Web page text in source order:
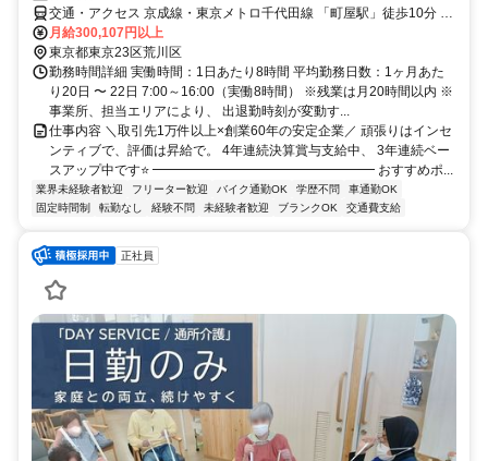
交通・アクセス 京成線・東京メトロ千代田線 「町屋駅」徒歩10分 東
京さくらトラム(都電荒川線)「荒川二丁目駅」徒歩5分
月給300,107円以上
東京都東京23区荒川区
勤務時間詳細 実働時間：1日あたり8時間 平均勤務日数：1ヶ月あた
り20日 〜 22日 7:00～16:00（実働8時間） ※残業は月20時間以内 ※
事業所、担当エリアにより、 出退勤時刻が変動す...
仕事内容 ＼取引先1万件以上×創業60年の安定企業／ 頑張りはインセ
ンティブで、評価は昇給で。 4年連続決算賞与支給中、 3年連続ベー
スアップ中です⭐ ━━━━━━━━━━━━━━━━━ おすすめポ...
業界未経験者歓迎 フリーター歓迎 バイク通勤OK 学歴不問
車通勤OK
固定時間制
転勤なし 経験不問 未経験者歓迎 ブランクOK 交通費支給
正社員